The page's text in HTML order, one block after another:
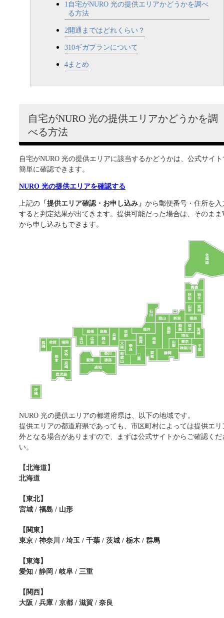
1 自宅がNURO 光の提供エリアかどうかを調べ
る方法
2開通まではどれくらい？
310ギガプランについて
4まとめ
自宅がNURO 光の提供エリアかどうかを調
べる方法
自宅がNURO 光の提供エリアに該当するかどうかは、公式サイト
簡単に確認できます。
NURO 光の提供エリアを確認する
上記の 「提供エリア確認・お申し込み」 から郵便番号・住所を入
すると判定結果が出てきます。提供可能だった場合は、そのまま
から申し込みもできます。
NURO 光の提供エリアの都道府県は、以下の地域です。
提供エリアの都道府県であっても、市区町村によっては提供エリ
外となる場合がありますので、まずは公式サイトからご確認くだ
い。
【北海道】
北海道
【東北】
宮城 / 福島 / 山形
【関東】
東京 / 神奈川 / 埼玉 / 千葉 / 茨城 / 栃木 / 群馬
【東海】
愛知 / 静岡 / 岐阜 / 三重
【関西】
大阪 / 兵庫 / 京都 / 滋賀 / 奈良